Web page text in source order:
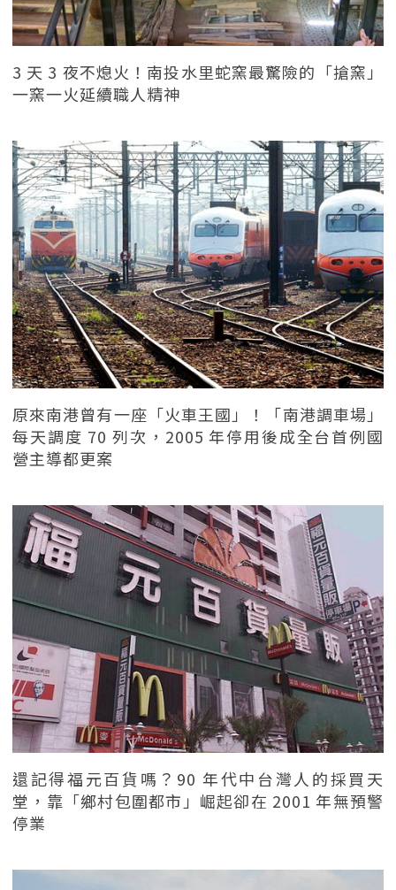
3 天 3 夜不熄火！南投水里蛇窯最驚險的「搶窯」
一窯一火延續職人精神
原來南港曾有一座「火車王國」！「南港調車場」
每天調度 70 列次，2005 年停用後成全台首例國
營主導都更案
還記得福元百貨嗎？90 年代中台灣人的採買天
堂，靠「鄉村包圍都市」崛起卻在 2001 年無預警
停業